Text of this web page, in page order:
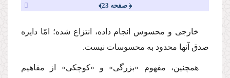
﴿ صفحه 23﴾
خارجى و محسوس انجام داده، انتزاع شده؛ امّا دایره
صدق آنها محدود به محسوسات نیست.
همچنین، مفهوم «بزرگى» و «كوچكى» از مفاهیم